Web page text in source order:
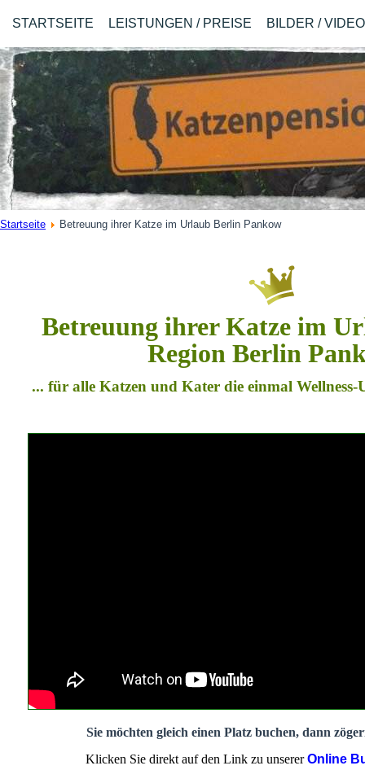
STARTSEITE LEISTUNGEN / PREISE BILDER /
Startseite Betreuung ihrer Katze im Urlaub Berlin Pankow
Betreuung ihrer Katze im
Region Berlin
... für alle Katzen und Kater die einmal
Sie möchten gleich einen Platz buchen, dann
Klicken Sie direkt auf den Link zu unsererOnline